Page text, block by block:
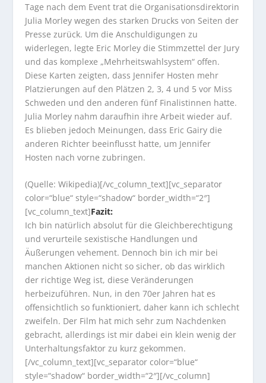
Tage nach dem Event trat die Organisationsdirektorin
Julia Morley wegen des starken Drucks von Seiten der
Presse zurück. Um die Anschuldigungen zu
widerlegen, legte Eric Morley die Stimmzettel der Jury
und das komplexe „Mehrheitswahlsystem“ offen.
Diese Karten zeigten, dass Jennifer Hosten mehr
Platzierungen auf den Plätzen 2, 3, 4 und 5 vor Miss
Schweden und den anderen fünf Finalistinnen hatte.
Julia Morley nahm daraufhin ihre Arbeit wieder auf.
Es blieben jedoch Meinungen, dass Eric Gairy die
anderen Richter beeinflusst hatte, um Jennifer
Hosten nach vorne zubringen.
(Quelle: Wikipedia)[/vc_column_text][vc_separator
color=“blue“ style=“shadow“ border_width=“2″]
[vc_column_text]Fazit:
Ich bin natürlich absolut für die Gleichberechtigung
und verurteile sexistische Handlungen und
Äußerungen vehement. Dennoch bin ich mir bei
manchen Aktionen nicht so sicher, ob das wirklich
der richtige Weg ist, diese Veränderungen
herbeizuführen. Nun, in den 70er Jahren hat es
offensichtlich so funktioniert, daher kann ich schlecht
zweifeln. Der Film hat mich sehr zum Nachdenken
gebracht, allerdings ist mir dabei ein klein wenig der
Unterhaltungsfaktor zu kurz gekommen.
[/vc_column_text][vc_separator color=“blue“
style=“shadow“ border_width=“2″][/vc_column]